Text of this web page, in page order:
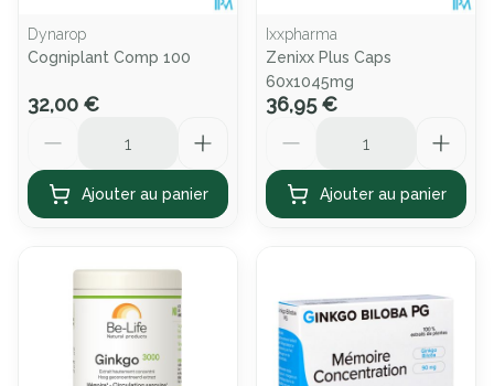
Dynarop
Cogniplant Comp 100
32,00 €
Ajouter au panier
Ixxpharma
Zenixx Plus Caps
60x1045mg
36,95 €
Ajouter au panier